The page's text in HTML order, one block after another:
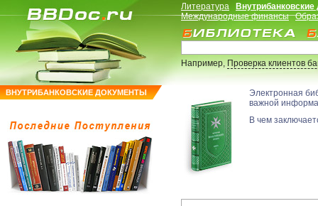
ВНУТРИБАНКОВСКИЕ ДОКУМЕНТЫ
Литература
Международные финансы
Например,Проверка клиентов
Электронная
важной
В чем